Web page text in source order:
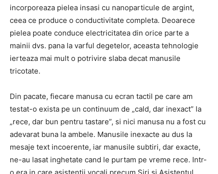
incorporeaza pielea insasi cu nanoparticule de argint,
ceea ce produce o conductivitate completa. Deoarece
pielea poate conduce electricitatea din orice parte a
mainii dvs. pana la varful degetelor, aceasta tehnologie
ierteaza mai mult o potrivire slaba decat manusile
tricotate.
Din pacate, fiecare manusa cu ecran tactil pe care am
testat-o ​​exista pe un continuum de „cald, dar inexact” la
„rece, dar bun pentru tastare”, si nici manusa nu a fost cu
adevarat buna la ambele. Manusile inexacte au dus la
mesaje text incoerente, iar manusile subtiri, dar exacte,
ne-au lasat inghetate cand le purtam pe vreme rece. Intr-